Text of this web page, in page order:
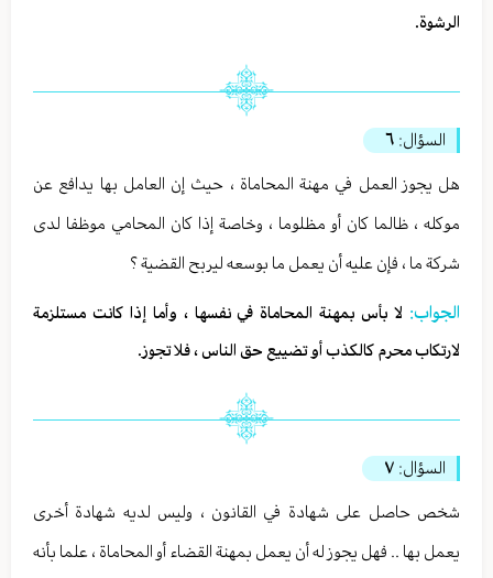
الرشوة.
السؤال: ٦
هل يجوز العمل في مهنة المحاماة ، حيث إن العامل بها يدافع عن
موكله ، ظالما كان أو مظلوما ، وخاصة إذا كان المحامي موظفا لدى
شركة ما ، فإن عليه أن يعمل ما بوسعه ليربح القضية ؟
الجواب: لا بأس بمهنة المحاماة في نفسها ، وأما إذا كانت مستلزمة
لارتكاب محرم كالكذب أو تضييع حق الناس ، فلا تجوز.
السؤال: ٧
شخص حاصل على شهادة في القانون ، وليس لديه شهادة أخرى
يعمل بها .. فهل يجوز له أن يعمل بمهنة القضاء أو المحاماة ، علما بأنه